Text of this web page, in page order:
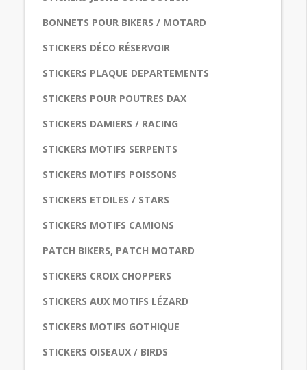
BONNETS POUR BIKERS / MOTARD
STICKERS DÉCO RÉSERVOIR
STICKERS PLAQUE DEPARTEMENTS
STICKERS POUR POUTRES DAX
STICKERS DAMIERS / RACING
STICKERS MOTIFS SERPENTS
STICKERS MOTIFS POISSONS
STICKERS ETOILES / STARS
STICKERS MOTIFS CAMIONS
PATCH BIKERS, PATCH MOTARD
STICKERS CROIX CHOPPERS
STICKERS AUX MOTIFS LÉZARD
STICKERS MOTIFS GOTHIQUE
STICKERS OISEAUX / BIRDS